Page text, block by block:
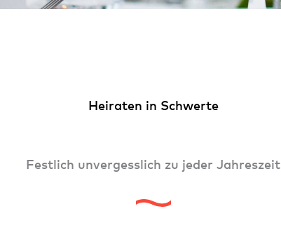
Heiraten in Schwerte
Festlich unvergesslich zu jeder Jahreszeit